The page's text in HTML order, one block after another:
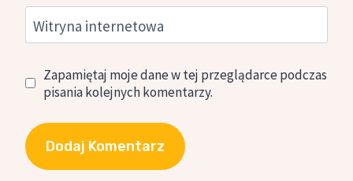
Witryna internetowa
Zapamiętaj moje dane w tej przeglądarce podczas
pisania kolejnych komentarzy.